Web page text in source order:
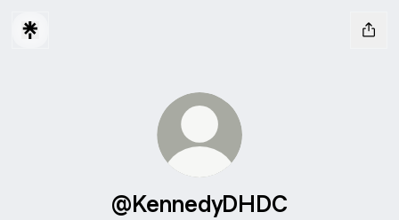
@KennedyDHDC